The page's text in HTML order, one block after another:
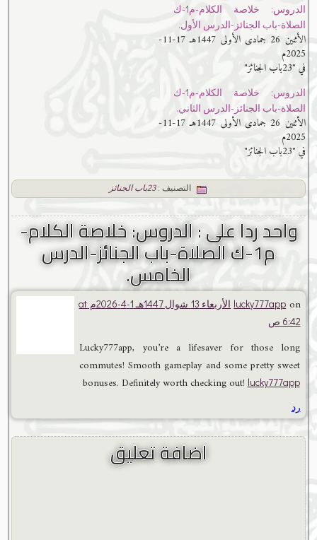
الدروس: خلاصة الكلام-م1-ك
الصلاة-باب الجنائز-الدرس الأول.
الأثنين 26 جمادى الأولى 1447هـ 17-11-
2025م
في "23باب الجنائز"
الدروس: خلاصة الكلام-م1-ك
الصلاة-باب الجنائز-الدرس الثاني.
الأثنين 26 جمادى الأولى 1447هـ 17-11-
2025م
في "23باب الجنائز"
التصنيف :23باب الجنائز
واحد ردا على : الدروس: خلاصة الكلام-
م1-ك الصلاة-باب الجنائز-الدرس
الخامس.
lucky777appon
الأربعاء 13 شوال 1447هـ 1-4-2026م at
6:42 ص
Lucky777app, you’re a lifesaver for those long
commutes! Smooth gameplay and some pretty sweet
bonuses. Definitely worth checking out!lucky777app
رد
اضافة تعليق